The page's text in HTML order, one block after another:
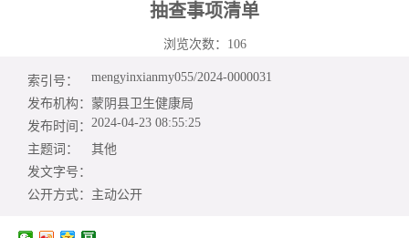
抽查事项清单
浏览次数： 106
索引号：
mengyinxianmy055/2024-0000031
发布机构： 蒙阴县卫生健康局
发布时间： 2024-04-23 08:55:25
主题词：
其他
发文字号：
公开方式： 主动公开